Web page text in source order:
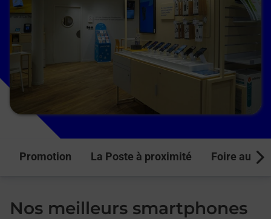
Promotion La Poste à proximité Foire aux
Nos meilleurs smartphones